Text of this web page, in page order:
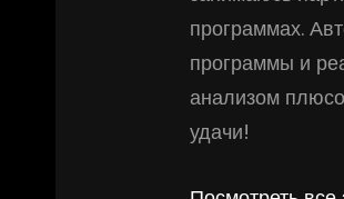
программах.
программы и
анализом
удачи!